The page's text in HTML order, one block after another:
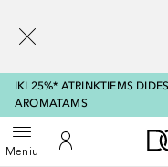
IKI 25%* ATRINKTIEMS
AROMATAMS
MeniuAtidaryti meniuĮ mano paskyrą